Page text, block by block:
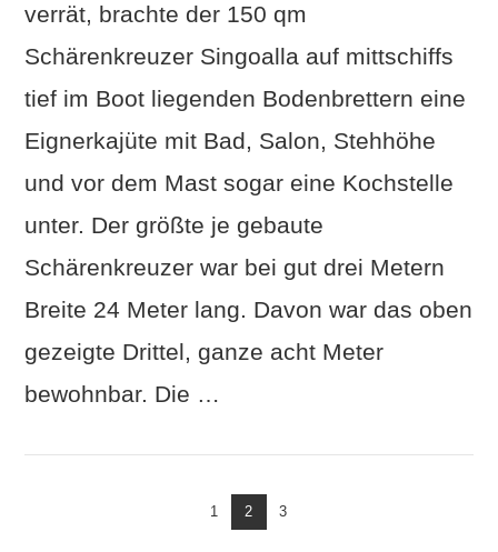
VIEW POST
verrät, brachte der 150 qm
Schärenkreuzer Singoalla auf mittschiffs
tief im Boot liegenden Bodenbrettern eine
Eignerkajüte mit Bad, Salon, Stehhöhe
und vor dem Mast sogar eine Kochstelle
unter. Der größte je gebaute
Schärenkreuzer war bei gut drei Metern
Breite 24 Meter lang. Davon war das oben
gezeigte Drittel, ganze acht Meter
bewohnbar. Die …
1 2 3